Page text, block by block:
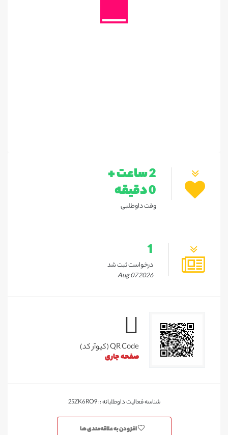
2 ساعت +
0 دقیقه
وقت داوطلبی
1
درخواست ثبت شد
Aug 07 2026
QR Code (کیوآر کد)
صفحه جاری
شناسه فعالیت داوطلبانه :: 25ZK6RO9
افزودن به علاقه‌مندی ها